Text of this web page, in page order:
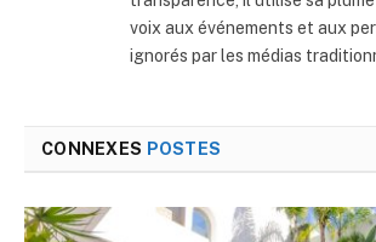
voix aux événements et aux
ignorés par les médias
CONNEXES POSTES